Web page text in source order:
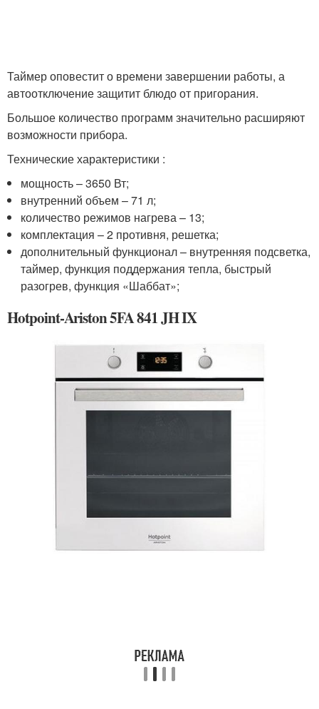
Таймер оповестит о времени завершении работы, а
автоотключение защитит блюдо от пригорания.
Большое количество программ значительно расширяют
возможности прибора.
Технические характеристики :
мощность – 3650 Вт;
внутренний объем – 71 л;
количество режимов нагрева – 13;
комплектация – 2 противня, решетка;
дополнительный функционал – внутренняя подсветка,
таймер, функция поддержания тепла, быстрый
разогрев, функция «Шаббат»;
Hotpoint-Ariston 5FA 841 JH IX